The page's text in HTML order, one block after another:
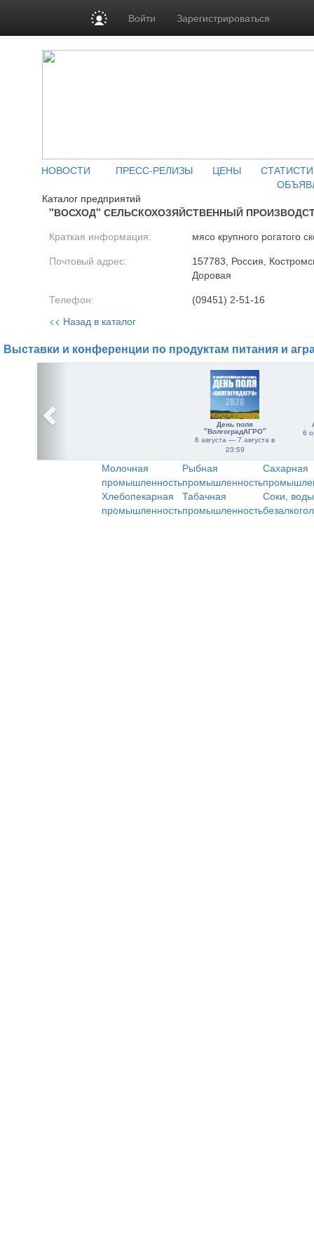
Войти Зарегистрироваться
НОВОСТИ ПРЕСС-РЕЛИЗЫ ЦЕНЫ
Каталог предприятий
"ВОСХОД" СЕЛЬСКОХОЗЯЙСТВЕННЫЙ
Краткая информация: мясо крупного рогатого
Почтовый адрес:
157783, Россия,
Доровая
Телефон: (09451) 2-51-16
<< Назад в каталог
Выставки и конференции по продуктам питания и
День поля
"ВолгоградАГРО"
6 августа — 7 августа в
23:59
6
Молочная
промышленность
Рыбная
промышленность
Сахарная
Хлебопекарная
промышленность
Табачная
промышленность
Соки,